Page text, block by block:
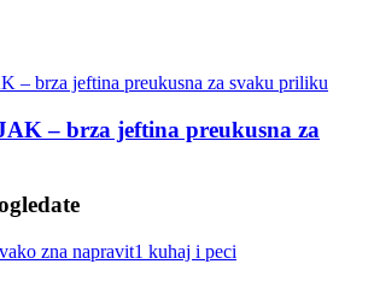
– brza jeftina preukusna za